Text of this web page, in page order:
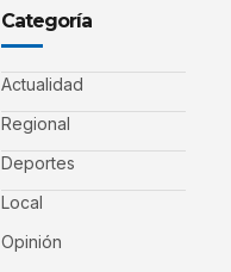
Categoría
Actualidad
Regional
Deportes
Local
Opinión